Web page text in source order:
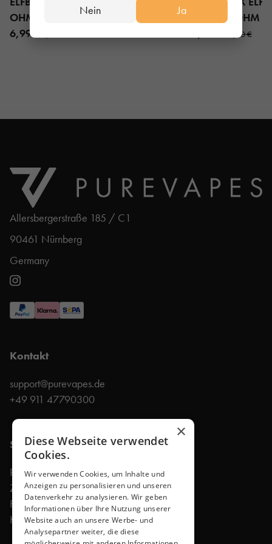
Nein Ja
OHM LEERPOD
6,99 €
POD - 0.8 OHM 3
12,90 €
Allersbergerstraße 185 / C1
90461 Nürnberg
Germany
Kontakt
support@purevapes.de
+49 911 47790300
Shop
Produkte
Zubehör
Faq
Kontakt
×
Diese Webseite verwendet
Cookies.
Wir verwenden Cookies, um Inhalte und
Anzeigen zu personalisieren und unseren
Datenverkehr zu analysieren. Wir geben
Informationen über Ihre Nutzung unserer
Website auch an unsere Werbe- und
Analysepartner weiter, die diese